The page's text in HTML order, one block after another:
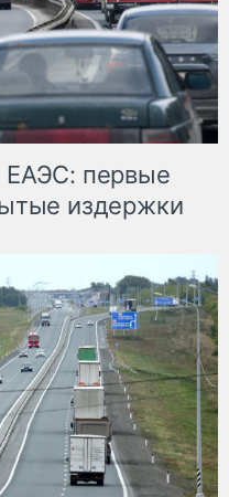
ЕАЭС: первые
издержки